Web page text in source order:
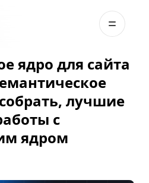
ядро для сайта
лучшие
с
ядром